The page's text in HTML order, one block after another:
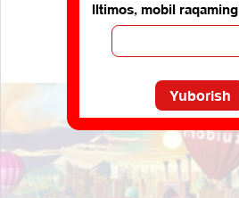
Iltimos, mobil
Yuborish